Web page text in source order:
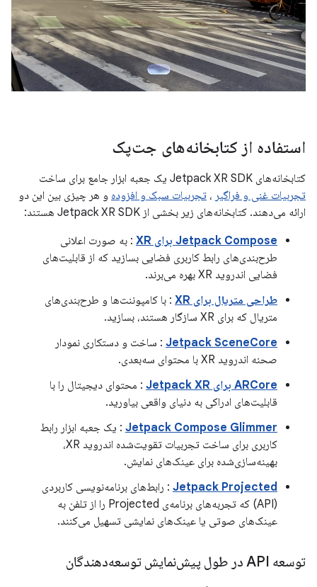
استفاده از کتابخانه‌های جت‌پک
کتابخانه‌های Jetpack XR SDK یک جعبه ابزار جامع برای ساخت
تجربیات غنی و فراگیر ، تجربیات سبک و افزوده و هر چیزی بین این دو
ارائه می‌دهند. کتابخانه‌های زیر بخشی از Jetpack XR SDK هستند:
Jetpack Compose برای XR
: به صورت اعلانی
طرح‌بندی‌های رابط کاربری فضایی بسازید که از قابلیت‌های
فضایی اندروید XR بهره می‌برند.
طراحی متریال برای XR
: با کامپوننت‌ها و طرح‌بندی‌های
متریال که برای XR سازگار هستند، بسازید.
Jetpack SceneCore : ساخت و دستکاری نمودار
صحنه اندروید XR با محتوای سه‌بعدی.
ARCore برای Jetpack XR
: محتوای دیجیتال را با
قابلیت‌های ادراکی به دنیای واقعی بیاورید.
Jetpack Compose Glimmer : یک جعبه ابزار رابط
کاربری برای ساخت تجربیات تقویت‌شده اندروید XR،
بهینه‌سازی‌شده برای عینک‌های نمایش.
Jetpack Projected : رابط‌های برنامه‌نویسی کاربردی
(API) که تجربه‌های برنامه‌ی Projected را از تلفن به
عینک‌های صوتی یا عینک‌های نمایشی تسهیل می‌کنند.
توسعه API در طول پیش‌نمایش توسعه‌دهندگان